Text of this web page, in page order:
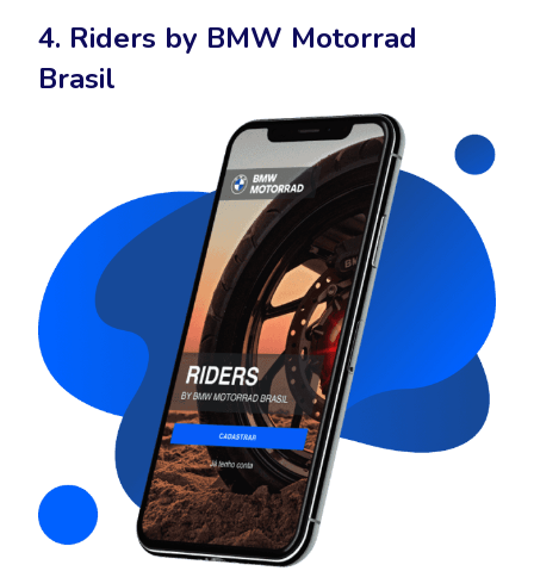
4. Riders by BMW Motorrad
Brasil